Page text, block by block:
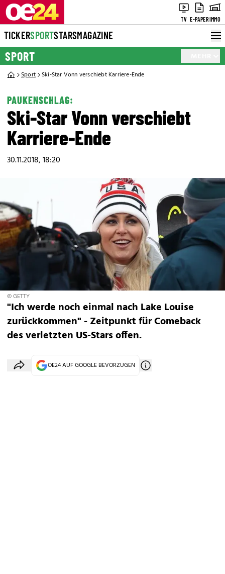
TV E-PAPERIMMO
TICKERSPORTSTARSMAGAZINE
SPORT
Sport Ski-Star Vonn verschiebt Karriere-Ende
PAUKENSCHLAG:
Ski-Star Vonn verschiebt
Karriere-Ende
30.11.2018, 18:20
© GETTY
"Ich werde noch einmal nach Lake Louise
zurückkommen" - Zeitpunkt für Comeback
des verletzten US-Stars offen.
OE24 AUF GOOGLE BEVORZUGEN